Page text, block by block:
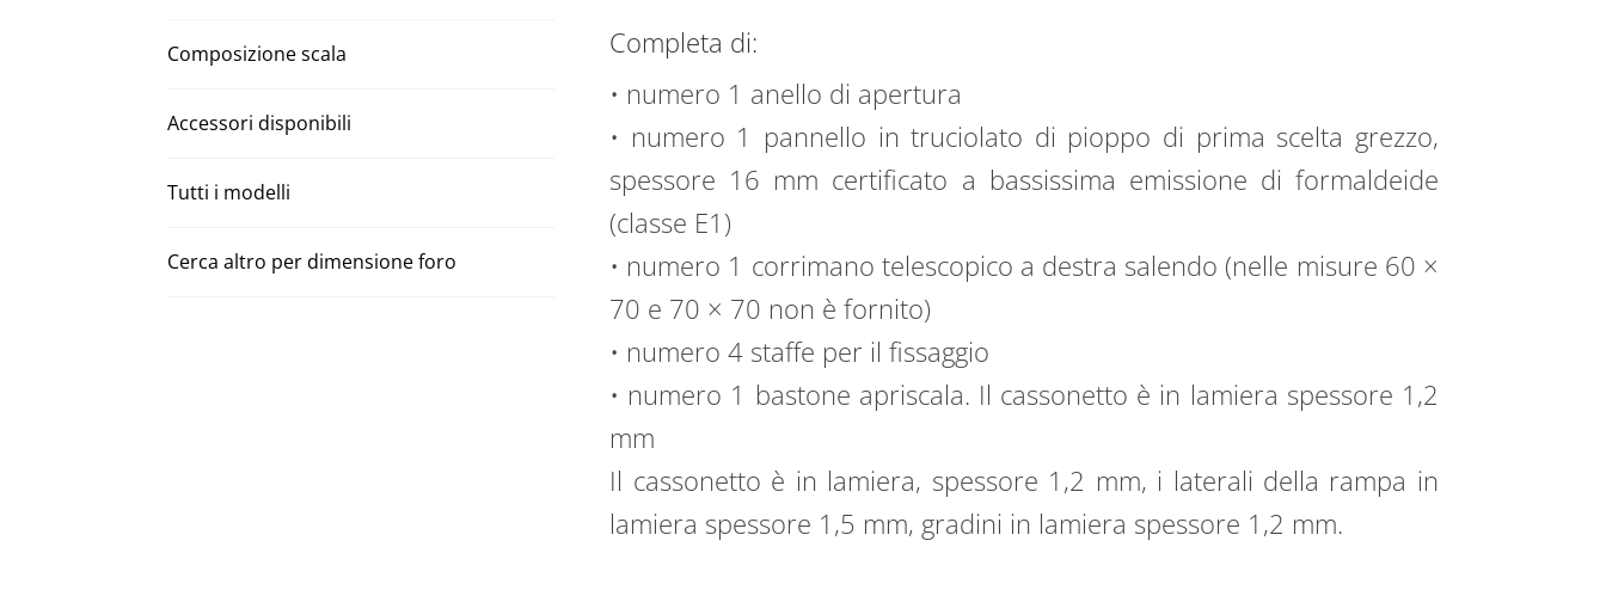
Composizione scala
Accessori disponibili
Tutti i modelli
Cerca altro per dimensione foro
Completa di:
• numero 1 anello di apertura
• numero 1 pannello in truciolato di pioppo di prima scelta grezzo,
spessore 16 mm certificato a bassissima emissione di formaldeide
(classe E1)
• numero 1 corrimano telescopico a destra salendo (nelle misure 60 ×
70 e 70 × 70 non è fornito)
• numero 4 staffe per il fissaggio
• numero 1 bastone apriscala. Il cassonetto è in lamiera spessore 1,2
mm
Il cassonetto è in lamiera, spessore 1,2 mm, i laterali della rampa in
lamiera spessore 1,5 mm, gradini in lamiera spessore 1,2 mm.